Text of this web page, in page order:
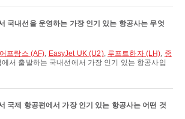
국내선을 운영하는 가장 인기 있는 항공사는 무엇
프랑스 (AF), EasyJet UK (U2), 루프트한자 (LH), 중
에서 출발하는 국내선에서 가장 인기 있는 항공사입
국제 항공편에서 가장 인기 있는 항공사는 어떤 것